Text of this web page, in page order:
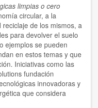
limpias o cero
circular, a la
de los mismos, a
para devolver el suelo
ejemplos se pueden
en estos temas y que
Iniciativas como las
fundación
innovadoras y
que considera